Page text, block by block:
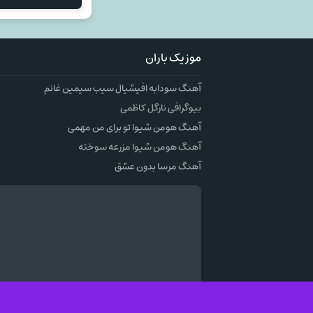
موزیک باران
آهنگ سودابه افیشیال سیب سیمین غانم
بیوگرافی نارگل کاظمی
آهنگ هومن شیوا تو برای من مهمی
آهنگ هومن شیوا مزرعه سوخته
آهنگ مرسا بدون عشق